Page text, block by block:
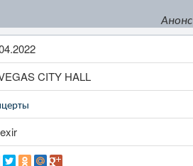
Анонс
CITY HALL